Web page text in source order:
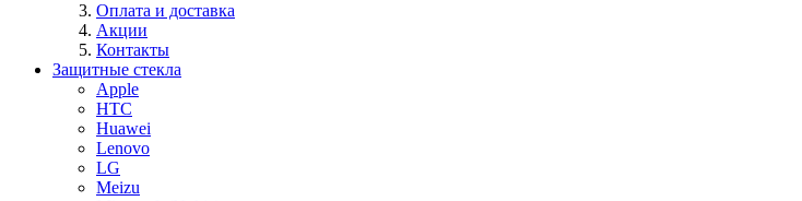
Оплата и доставка
Акции
Контакты
Защитные стекла
Apple
HTC
Huawei
Lenovo
LG
Meizu